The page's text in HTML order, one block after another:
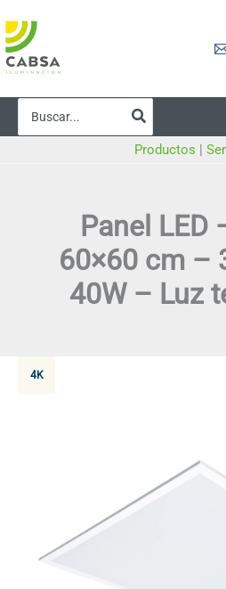
al
contenido
por:
Productos |
Panel LED
60×60 cm –
40W – Luz
4K